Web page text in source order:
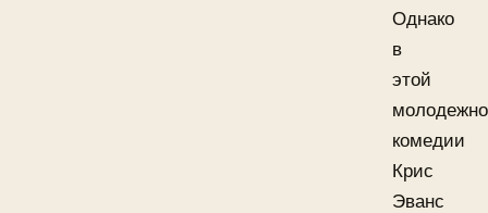
Однако
в
этой
комедии
Крис
Эванс